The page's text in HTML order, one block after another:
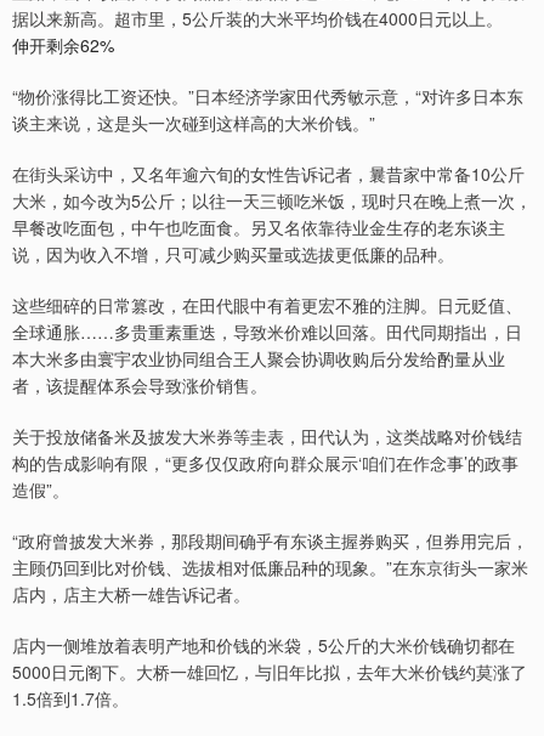
据以来新高。超市里，5公斤装的大米平均价钱在4000日元以上。
伸开剩余62%
“物价涨得比工资还快。”日本经济学家田代秀敏示意，“对许多日本东
谈主来说，这是头一次碰到这样高的大米价钱。”
在街头采访中，又名年逾六旬的女性告诉记者，曩昔家中常备10公斤
大米，如今改为5公斤；以往一天三顿吃米饭，现时只在晚上煮一次，
早餐改吃面包，中午也吃面食。另又名依靠待业金生存的老东谈主
说，因为收入不增，只可减少购买量或选拔更低廉的品种。
这些细碎的日常篡改，在田代眼中有着更宏不雅的注脚。日元贬值、
全球通胀……多贵重素重迭，导致米价难以回落。田代同期指出，日
本大米多由寰宇农业协同组合王人聚会协调收购后分发给酌量从业
者，该提醒体系会导致涨价销售。
关于投放储备米及披发大米券等圭表，田代认为，这类战略对价钱结
构的告成影响有限，“更多仅仅政府向群众展示‘咱们在作念事’的政事
造假”。
“政府曾披发大米券，那段期间确乎有东谈主握券购买，但券用完后，
主顾仍回到比对价钱、选拔相对低廉品种的现象。”在东京街头一家米
店内，店主大桥一雄告诉记者。
店内一侧堆放着表明产地和价钱的米袋，5公斤的大米价钱确切都在
5000日元阁下。大桥一雄回忆，与旧年比拟，去年大米价钱约莫涨了
1.5倍到1.7倍。